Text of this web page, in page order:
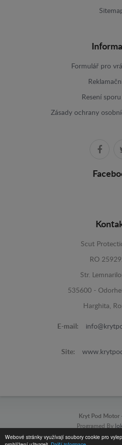
Webové stránky využívají soubory cookie pro
Formulář pro
Resení
Zásady ochrany
Scut
RO
Str.
535600 -
Harghita,
E-mail:
Site:
Kryt Pod Motor
Programed By